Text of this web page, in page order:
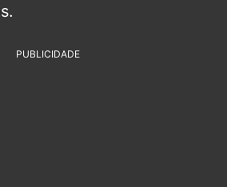
PUBLICIDADE